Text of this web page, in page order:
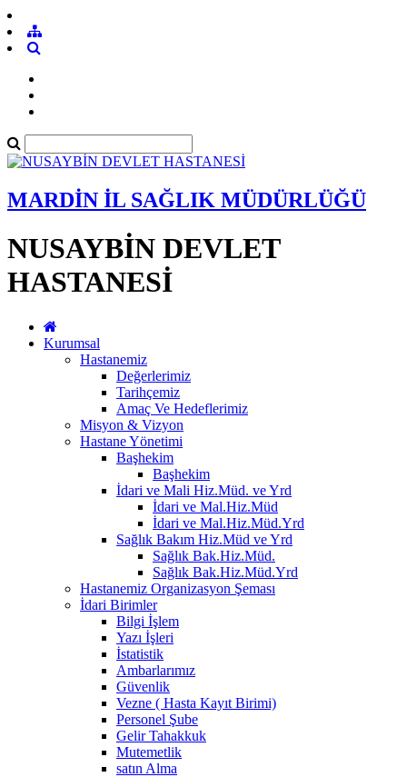
MARDİN İL SAĞLIK MÜDÜRLÜĞÜ
NUSAYBİN DEVLET
HASTANESİ
Kurumsal
Hastanemiz
Değerlerimiz
Tarihçemiz
Amaç Ve Hedeflerimiz
Misyon & Vizyon
Hastane Yönetimi
Başhekim
Başhekim
İdari ve Mali Hiz.Müd. ve Yrd
İdari ve Mal.Hiz.Müd
İdari ve Mal.Hiz.Müd.Yrd
Sağlık Bakım Hiz.Müd ve Yrd
Sağlık Bak.Hiz.Müd.
Sağlık Bak.Hiz.Müd.Yrd
Hastanemiz Organizasyon Şeması
İdari Birimler
Bilgi İşlem
Yazı İşleri
İstatistik
Ambarlarımız
Güvenlik
Vezne ( Hasta Kayıt Birimi)
Personel Şube
Gelir Tahakkuk
Mutemetlik
satın Alma